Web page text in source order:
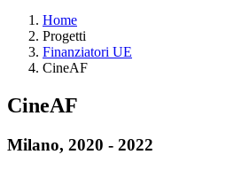
Home
Progetti
Finanziatori UE
CineAF
CineAF
Milano, 2020 - 2022